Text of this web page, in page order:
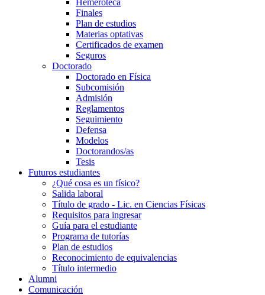
Finales
Plan de estudios
Materias optativas
Certificados de examen
Seguros
Doctorado
Doctorado en Física
Subcomisión
Admisión
Reglamentos
Seguimiento
Defensa
Modelos
Doctorandos/as
Tesis
Futuros estudiantes
¿Qué cosa es un físico?
Salida laboral
Título de grado - Lic. en Ciencias Físicas
Requisitos para ingresar
Guía para el estudiante
Programa de tutorías
Plan de estudios
Reconocimiento de equivalencias
Título intermedio
Alumni
Comunicación